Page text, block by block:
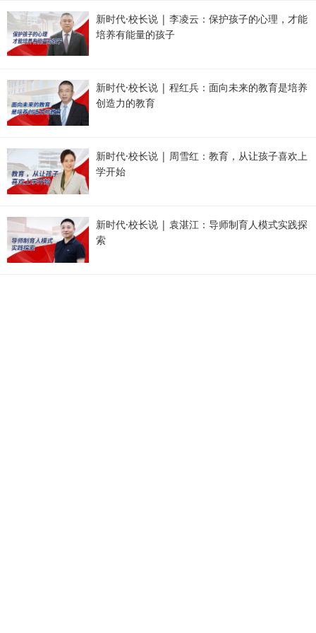
新时代·校长说 | 李凌云：保护孩子的心理，才能
培养有能量的孩子
新时代·校长说 | 程红兵：面向未来的教育是培养
创造力的教育
新时代·校长说 | 周雪红：教育，从让孩子喜欢上
学开始
新时代·校长说 | 袁湛江：导师制育人模式实践探
索